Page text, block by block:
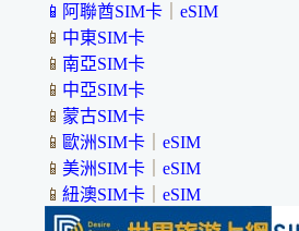
📱 阿聯酋SIM卡
eSIM
📱 中東SIM卡
📱 南亞SIM卡
📱 中亞SIM卡
📱 蒙古SIM卡
📱 歐洲SIM卡
eSIM
📱 美洲SIM卡
eSIM
📱 紐澳SIM卡 eSIM